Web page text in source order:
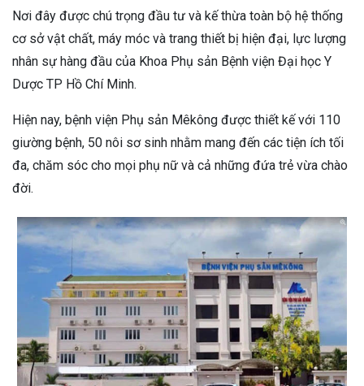
Nơi đây được chú trọng đầu tư và kế thừa toàn bộ hệ thống
cơ sở vật chất, máy móc và trang thiết bị hiện đại, lực lượng
nhân sự hàng đầu của Khoa Phụ sản Bệnh viện Đại học Y
Dược TP Hồ Chí Minh.
Hiện nay, bệnh viện Phụ sản Mêkông được thiết kế với 110
giường bệnh, 50 nôi sơ sinh nhằm mang đến các tiện ích tối
đa, chăm sóc cho mọi phụ nữ và cả những đứa trẻ vừa chào
đời.